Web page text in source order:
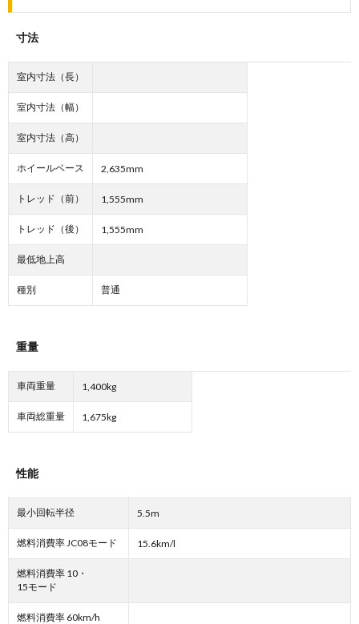
寸法
室内寸法（長）
室内寸法（幅）
室内寸法（高）
ホイールベース 2,635mm
トレッド（前） 1,555mm
トレッド（後） 1,555mm
最低地上高
種別 普通
重量
車両重量 1,400kg
車両総重量 1,675kg
性能
最小回転半径 5.5m
燃料消費率 JC08モード 15.6km/l
燃料消費率 10・
15モード
燃料消費率 60km/h